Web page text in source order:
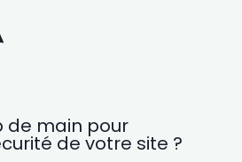
de main pour
de votre site ?